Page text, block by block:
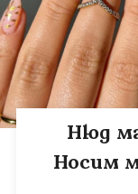
Нюд
Носим